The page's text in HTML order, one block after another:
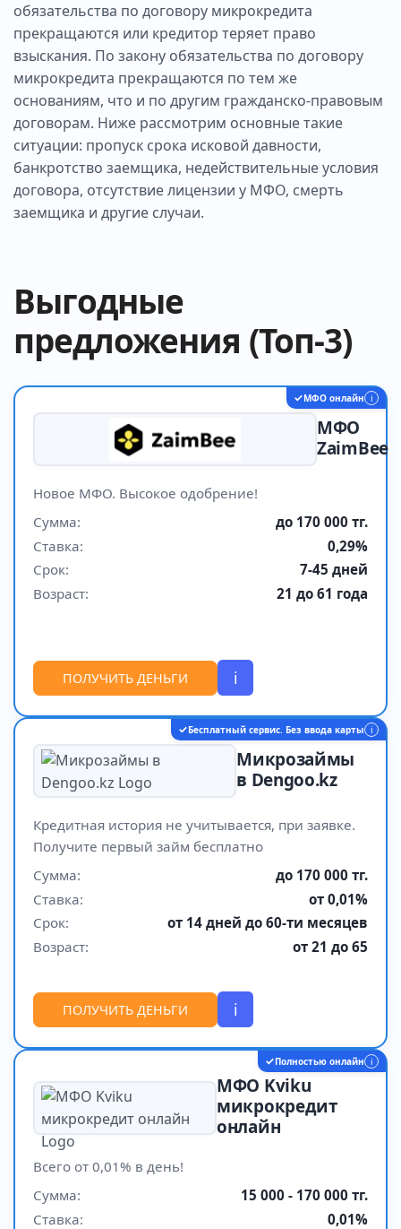
обязательства по договору микрокредита
прекращаются или кредитор теряет право
взыскания. По закону обязательства по договору
микрокредита прекращаются по тем же
основаниям, что и по другим гражданско-правовым
договорам. Ниже рассмотрим основные такие
ситуации: пропуск срока исковой давности,
банкротство заемщика, недействительные условия
договора, отсутствие лицензии у МФО, смерть
заемщика и другие случаи.
Выгодные
предложения (Топ-3)
✓МФО онлайн i
МФО
ZaimBee
Новое МФО. Высокое одобрение!
Сумма:
до 170 000 тг.
Ставка:
0,29%
Срок:
7-45 дней
Возраст:
21 до 61 года
ПОЛУЧИТЬ ДЕНЬГИ i
✓Бесплатный сервис. Без ввода карты i
Микрозаймы
в Dengoo.kz
Кредитная история не учитывается, при заявке.
Получите первый займ бесплатно
Сумма:
до 170 000 тг.
Ставка:
от 0,01%
Срок:
от 14 дней до 60-ти месяцев
Возраст:
от 21 до 65
ПОЛУЧИТЬ ДЕНЬГИ i
✓Полностью онлайн i
МФО Kviku
микрокредит
онлайн
Всего от 0,01% в день!
Сумма:
15 000 - 170 000 тг.
Ставка:
0,01%